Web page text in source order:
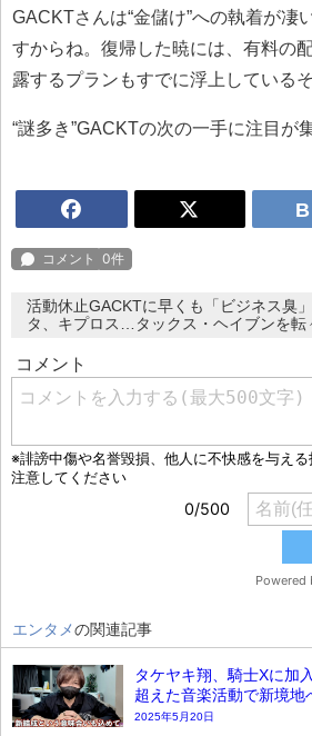
GACKTさんは“金儲け”への執着が凄
すからね。復帰した暁には、有料の
露するプランもすでに浮上している
“謎多き”GACKTの次の一手に注目が
活動休止GACKTに早くも「ビジネス臭
タ、キプロス…タックス・ヘイブンを転
エンタメの関連記事
タケヤキ翔、騎士Xに加
超えた音楽活動で新境地
2025年5月20日